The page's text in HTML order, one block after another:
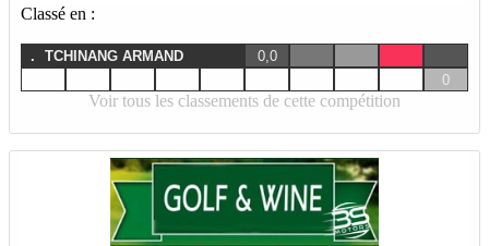
Classé en :
. TCHINANG ARMAND
0,0
0
Voir tous les classements de cette compétition